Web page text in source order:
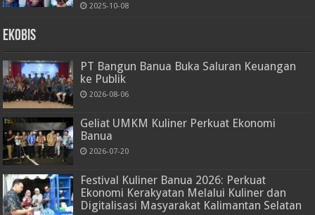
2025-10-08
Ekobis
PT Bangun Banua Buka Saluran Keuangan
ke Publik
2026-08-06
Geliat UMKM Kuliner Perkuat Ekonomi
Banua
2026-07-20
Festival Kuliner Banua 2026: Perkuat
Ekonomi Kerakyatan Melalui Kuliner dan
Digitalisasi Masyarakat Kalimantan Selatan